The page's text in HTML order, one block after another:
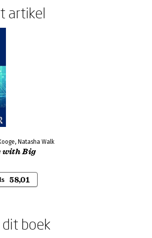
artikel
Natasha Walk
with Big
58,01
boek